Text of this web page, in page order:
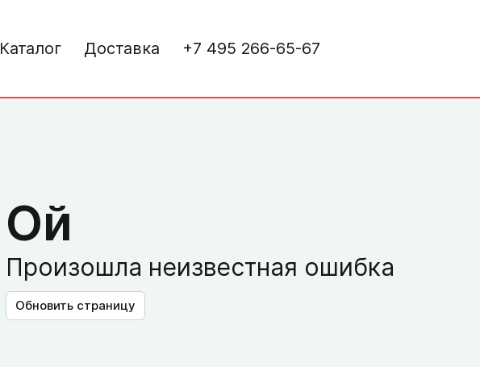
Каталог Доставка +7 495 266-65-67
Ой
Произошла неизвестная ошибка
Обновить страницу